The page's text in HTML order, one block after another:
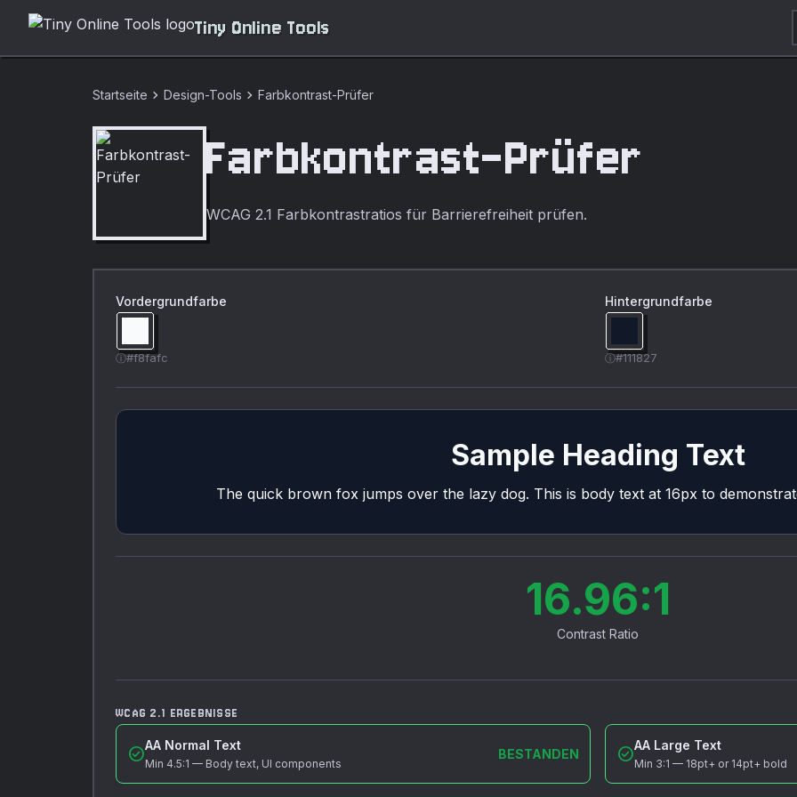
Tiny Online Tools
Startseite chevron_right Design-Tools chevron_right Farbkontrast-Prüfer
Farbkontrast-Prüfer
WCAG 2.1 Farbkontrastratios für Barrierefreiheit prüfen.
Vordergrundfarbe
#f8fafc
Hintergrundfarbe
#111827
Sample Heading Text
The quick brown fox jumps over the lazy dog. This is body text at 16px to
16.96:1
Contrast Ratio
WCAG 2.1 ERGEBNISSE
check_circleAA Normal Text
Min 4.5:1 — Body text, UI components
BESTANDEN check_circleAA Large Text
Min 3:1 — 18pt+ or 14pt+ bold